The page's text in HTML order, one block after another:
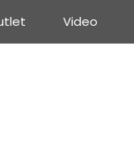
Video